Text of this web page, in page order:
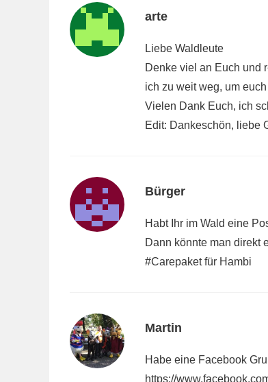
arte
Liebe Waldleute
Denke viel an Euch und
ich zu weit weg, um
Vielen Dank Euch, ich
Edit: Dankeschön, liebe
Bürger
Habt Ihr im Wald eine
Dann könnte man direkt
#Carepaket für Hambi
Martin
Habe eine Facebook
https://